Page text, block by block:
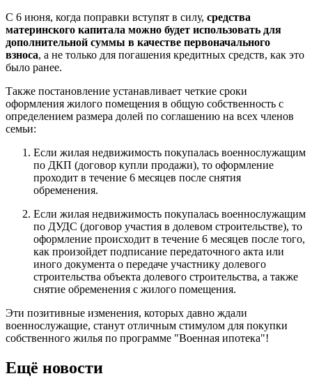
С 6 июня, когда поправки вступят в силу, средства
материнского капитала можно будет использовать для
дополнительной суммы в качестве первоначального
взноса, а не только для погашения кредитных средств, как это
было ранее.
Также постановление устанавливает четкие сроки
оформления жилого помещения в общую собственность с
определением размера долей по соглашению на всех членов
семьи:
Если жилая недвижимость покупалась военнослужащим
по ДКП (договор купли продажи), то оформление
проходит в течение 6 месяцев после снятия
обременения.
Если жилая недвижимость покупалась военнослужащим
по ДУДС (договор участия в долевом строительстве), то
оформление происходит в течение 6 месяцев после того,
как произойдет подписание передаточного акта или
иного документа о передаче участнику долевого
строительства объекта долевого строительства, а также
снятие обременения с жилого помещения.
Эти позитивные изменения, которых давно ждали
военнослужащие, станут отличным стимулом для покупки
собственного жилья по программе "Военная ипотека"!
Ещё новости